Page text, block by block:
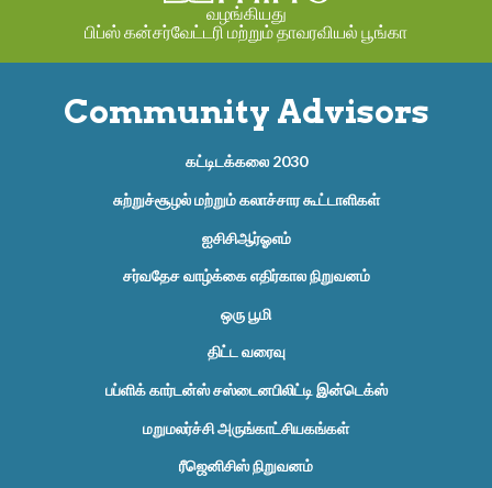
வழங்கியது
பிப்ஸ் கன்சர்வேட்டரி மற்றும் தாவரவியல் பூங்கா
Community Advisors
கட்டிடக்கலை 2030
சுற்றுச்சூழல் மற்றும் கலாச்சார கூட்டாளிகள்
ஐசிசிஆர்ஓஎம்
சர்வதேச வாழ்க்கை எதிர்கால நிறுவனம்
ஒரு பூமி
திட்ட வரைவு
பப்ளிக் கார்டன்ஸ் சஸ்டைனபிலிட்டி இன்டெக்ஸ்
மறுமலர்ச்சி அருங்காட்சியகங்கள்
ரீஜெனிசிஸ் நிறுவனம்